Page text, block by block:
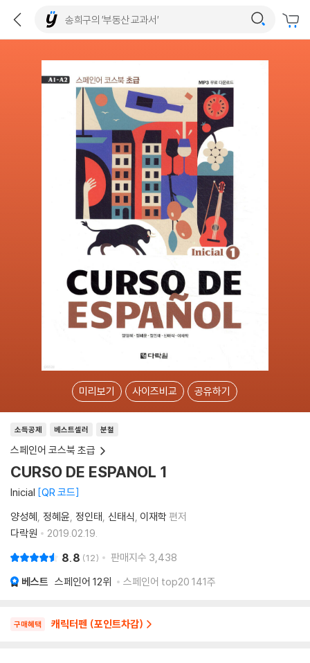
미리보기 사이즈비교 공유하기
소득공제 베스트셀러 분철
스페인어 코스북 초급
CURSO DE ESPANOL 1
Inicial QR 코드
양성혜 정혜윤 정인태 신태식 이재학 편저
다락원
2019.02.19.
8.8 12 판매지수 3,438
베스트 스페인어 12위 스페인어 top20 141주
구매혜택 캐릭터펜 (포인트차감)